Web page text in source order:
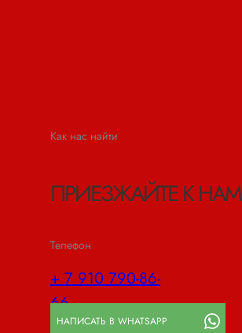
ПРИЕЗЖАЙТЕ К НАМ
Как нас найти
Телефон
+ 7 910 790-86-
66
НАПИСАТЬ В WHATSAPP